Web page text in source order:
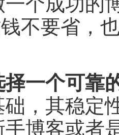
不要省，
一个可靠
，其稳定
博客或者